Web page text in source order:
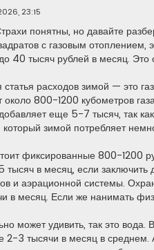
23:15
понятны, но давайте
с газовым отоплением,
40 тысяч рублей в месяц.
расходов зимой — это
около 800-1200 кубометров
еще 5-7 тысяч, так
который зимой потребляет
фиксированные 800-1200
тысяч в месяц, если заключить
и аэрационной системы.
в месяц. Если же нанимать
может удивить, так это
2-3 тысячи в месяц в среднем.